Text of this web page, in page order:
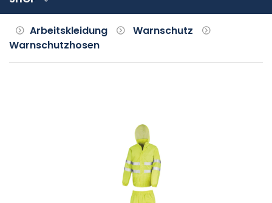
Arbeitskleidung
Warnschutz
Warnschutzhosen